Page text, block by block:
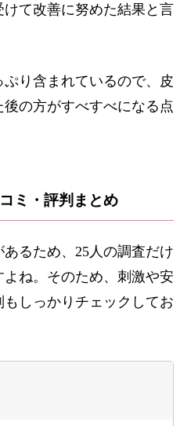
て改善に努めた結果と言
り含まれているので、皮
の方がすべすべになる点
ミ・評判まとめ
るため、25人の調査だけ
ね。そのため、刺激や安
しっかりチェックしてお